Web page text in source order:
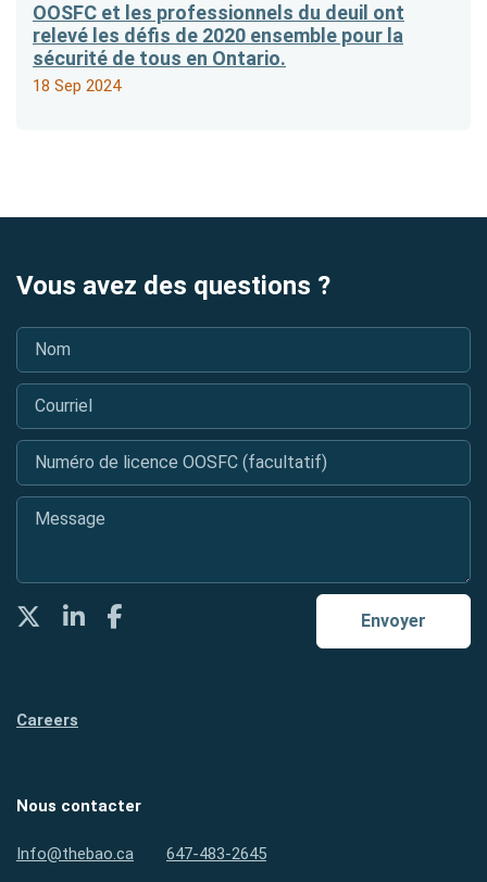
OOSFC et les professionnels du deuil ont
relevé les défis de 2020 ensemble pour la
sécurité de tous en Ontario.
18 Sep 2024
Vous avez des questions ?
Nom
Courriel
Numéro de licence OOSFC (facultatif)
Message
Envoyer
TwitterLinkedInFacebook
Careers
Nous contacter
Info@thebao.ca 647-483-2645